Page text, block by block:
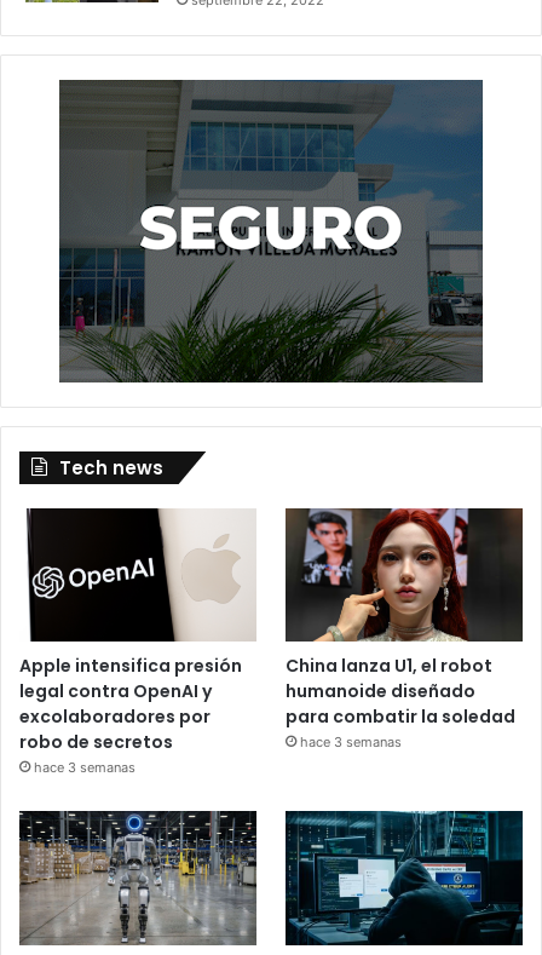
Tech news
Apple intensifica presión
legal contra OpenAI y
excolaboradores por
robo de secretos
hace 3 semanas
China lanza U1, el robot
humanoide diseñado
para combatir la soledad
hace 3 semanas